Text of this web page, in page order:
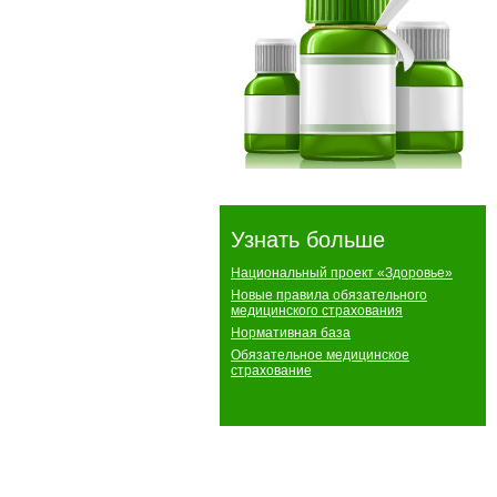
Узнать больше
Национальный проект «Здоровье»
Новые правила обязательного
медицинского страхования
Нормативная база
Обязательное медицинское
страхование